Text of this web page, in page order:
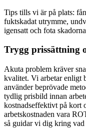
Tips tills vi är på plats:
fuktskadat utrymme,
igensatt och fota
Trygg prissättning
Akuta problem kräver
kvalitet. Vi arbetar enligt
använder beprövade
tydlig prisbild innan
kostnadseffektivt på kort
arbetskostnaden vara
så guidar vi dig kring vad